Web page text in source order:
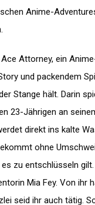
Anime-
Attorney, ein
und packendem
Stange hält. Darin
23-Jährigen an
direkt ins kalte
ohne
zu entschlüsseln gilt.
Mia Fey. Von ihr
seid ihr auch tätig.